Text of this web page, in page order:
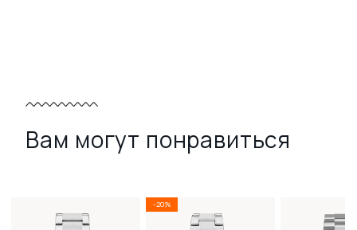
Вам могут понравиться
-20%